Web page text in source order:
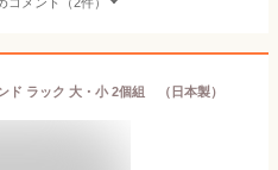
ド ラック 大・小 2個組 （日本製）